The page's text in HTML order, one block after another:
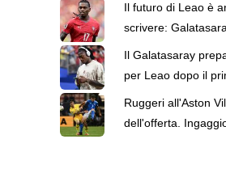
Il futuro di Leao è
scrivere:
Il Galatasaray
per Leao dopo il
Ruggeri all'Aston
dell'offerta.